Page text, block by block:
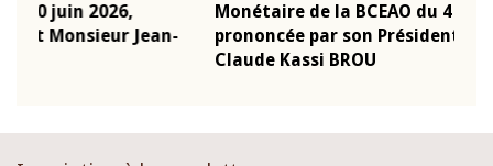
Monétaire de la BCEAO du 4 mars 2026,
prononcée par son Président Monsieur Jean-